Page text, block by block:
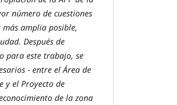
número de cuestiones
amplia posible,
Después de
para este trabajo, se
- entre el Área de
y el Proyecto de
de la zona